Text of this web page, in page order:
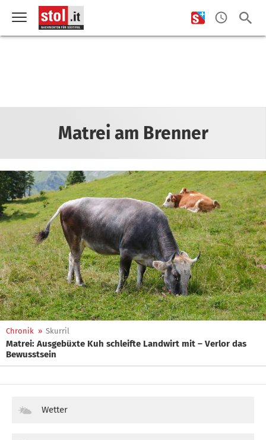
Matrei am Brenner
Chronik » Skurril
Matrei: Ausgebüxte Kuh schleifte Landwirt mit – Verlor das
Bewusstsein
Wetter